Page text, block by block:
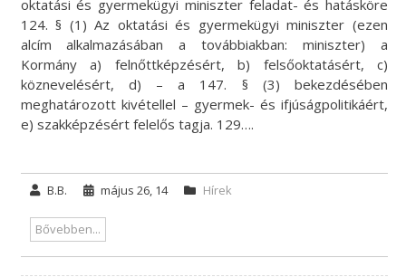
oktatási és gyermekügyi miniszter feladat- és hatásköre
124. § (1) Az oktatási és gyermekügyi miniszter (ezen
alcím alkalmazásában a továbbiakban: miniszter) a
Kormány a) felnőttképzésért, b) felsőoktatásért, c)
köznevelésért, d) – a 147. § (3) bekezdésében
meghatározott kivétellel – gyermek- és ifjúságpolitikáért,
e) szakképzésért felelős tagja. 129….
B.B. május 26, 14 Hírek
Bővebben...